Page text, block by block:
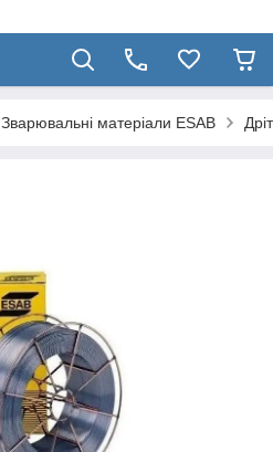
Зварювальні матеріали ESAB